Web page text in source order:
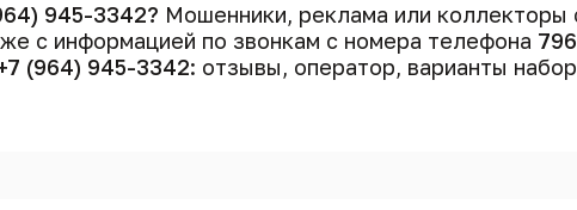
945-3342? Мошенники, реклама или коллекторы
с информацией по звонкам с номера телефона
(964) 945-3342: отзывы, оператор, варианты